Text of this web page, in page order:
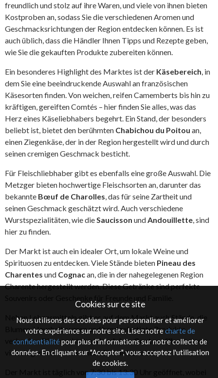
freundlich und stolz auf ihre Waren, und viele von ihnen bieten
Kostproben an, sodass Sie die verschiedenen Aromen und
Geschmacksrichtungen der Region entdecken können. Es ist
auch üblich, dass die Händler Ihnen Tipps und Rezepte geben,
wie Sie die gekauften Produkte zubereiten können.
Ein besonderes Highlight des Marktes ist der Käsebereich, in
dem Sie eine beeindruckende Auswahl an französischen
Käsesorten finden. Von weichen, reifen Camemberts bis hin zu
kräftigen, gereiften Comtés – hier finden Sie alles, was das
Herz eines Käseliebhabers begehrt. Ein Stand, der besonders
beliebt ist, bietet den berühmten Chabichou du Poitou an,
einen Ziegenkäse, der in der Region hergestellt wird und durch
seinen cremigen Geschmack besticht.
Für Fleischliebhaber gibt es ebenfalls eine große Auswahl. Die
Metzger bieten hochwertige Fleischsorten an, darunter das
bekannte Bœuf de Charolles, das für seine Zartheit und
seinen Geschmack geschätzt wird. Auch verschiedene
Wurstspezialitäten, wie dieSaucisson undAndouillette, sind
hier zu finden.
Der Markt ist auch ein idealer Ort, um lokale Weine und
Spirituosen zu entdecken. Viele Stände bieten Pineau des
Charentes und Cognacan, die in der nahegelegenen Region
Charente hergestellt werden. Diese Getränke sind perfekte
Neben Lebensmitteln gibt es auf dem Markt auch Stände, die
Blumen, Haushaltswaren und handgefertigte Produkte
verkaufen. Dies macht denMarché du Centre-Villezu einem
vielseitigen und umfassenden Einkaufserlebnis.
Der Markt ist täglich von 7:30 bis 13:30 Uhr geöffnet, wobei
Cookies sur ce site
Nous utilisons des cookies pour personnaliser et améliorer
votre expérience sur notre site. Lisez notrecharte de
confidentialitépour plus d'informations sur notre collecte de
données. En cliquant sur "Accepter", vous acceptez l'utilisation
de cookies.